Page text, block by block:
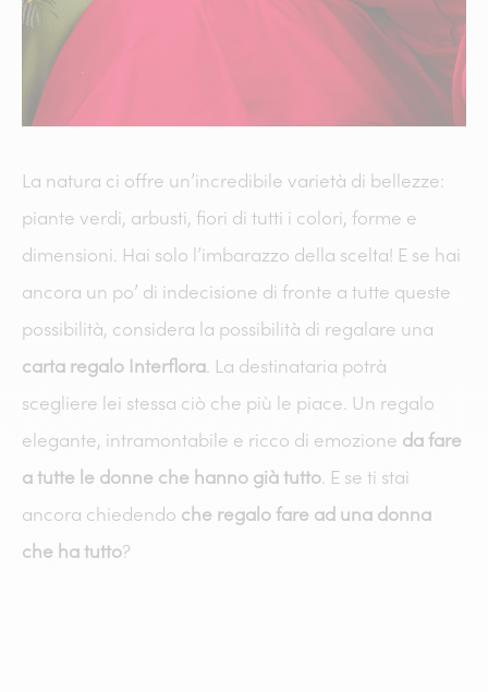
La natura ci offre un’incredibile varietà di bellezze:
piante verdi, arbusti, fiori di tutti i colori, forme e
dimensioni. Hai solo l’imbarazzo della scelta! E se hai
ancora un po’ di indecisione di fronte a tutte queste
possibilità, considera la possibilità di regalare una
carta regalo Interflora. La destinataria potrà
scegliere lei stessa ciò che più le piace. Un regalo
elegante, intramontabile e ricco di emozione da fare
a tutte le donne che hanno già tutto. E se ti stai
ancora chiedendo che regalo fare ad una donna
che ha tutto?